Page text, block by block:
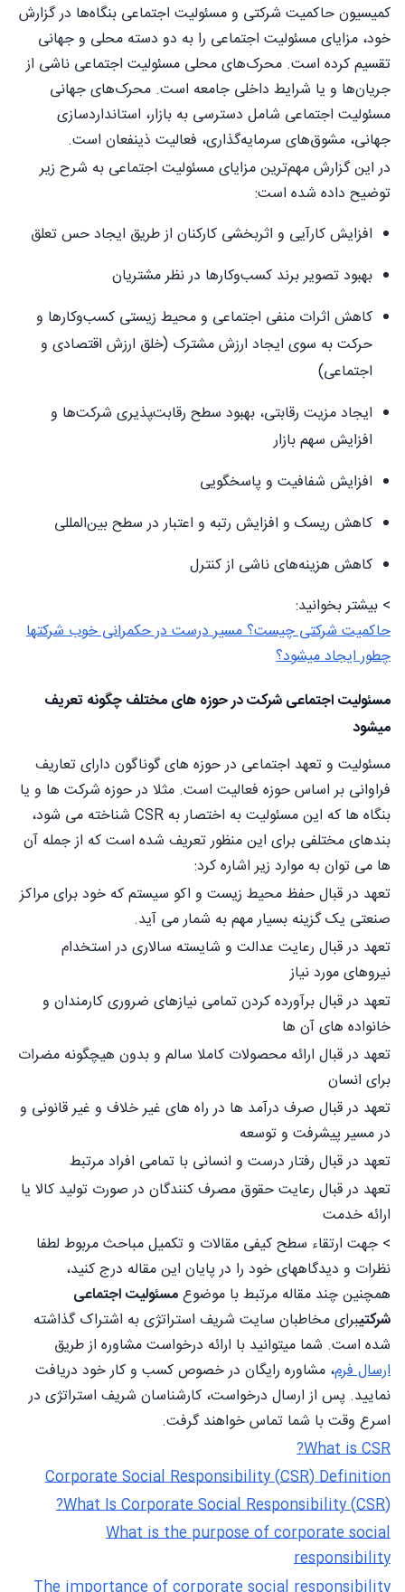
کمیسیون حاکمیت شرکتی و مسئولیت اجتماعی بنگاه‌ها در گزارش
خود، مزایای مسئولیت اجتماعی را به دو دسته محلی و جهانی
تقسیم کرده است. محرک‌های محلی مسئولیت اجتماعی ناشی از
جریان‌ها و یا شرایط داخلی جامعه است. محرک‌های جهانی
مسئولیت اجتماعی شامل دسترسی به بازار، استانداردسازی
جهانی، مشوق‌های سرمایه‌گذاری، فعالیت ذینفعان است.
در این گزارش مهم‌ترین مزایای مسئولیت اجتماعی به شرح زیر
توضیح داده شده است:
افزایش کارآیی و اثربخشی کارکنان از طریق ایجاد حس تعلق
بهبود تصویر برند کسب‌وکارها در نظر مشتریان
کاهش اثرات منفی اجتماعی و محیط زیستی کسب‌وکارها و
حرکت به سوی ایجاد ارزش مشترک (خلق ارزش اقتصادی و
اجتماعی)
ایجاد مزیت رقابتی، بهبود سطح رقابت‌‍پذیری شرکت‌ها و
افزایش سهم بازار
افزایش شفافیت و پاسخگویی
کاهش ریسک و افزایش رتبه و اعتبار در سطح بین‌المللی
کاهش هزینه‌های ناشی از کنترل
> بیشتر بخوانید:
حاکمیت شرکتی چیست؟ مسیر درست در حکمرانی خوب شرکتها
چطور ایجاد میشود؟
مسئولیت اجتماعی شرکت در حوزه های مختلف چگونه تعریف
میشود
مسئولیت و تعهد اجتماعی در حوزه های گوناگون دارای تعاریف
فراوانی بر اساس حوزه فعالیت است. مثلا در حوزه شرکت ها و یا
بنگاه ها که این مسئولیت به اختصار به CSR شناخته می شود،
بندهای مختلفی برای این منظور تعریف شده است که از جمله آن
ها می توان به موارد زیر اشاره کرد:
تعهد در قبال حفظ محیط زیست و اکو سیستم که خود برای مراکز
صنعتی یک گزینه بسیار مهم به شمار می آید.
تعهد در قبال رعایت عدالت و شایسته سالاری در استخدام
نیروهای مورد نیاز
تعهد در قبال برآورده کردن تمامی نیازهای ضروری کارمندان و
خانواده های آن ها
تعهد در قبال ارائه محصولات کاملا سالم و بدون هیچگونه مضرات
برای انسان
تعهد در قبال صرف درآمد ها در راه های غیر خلاف و غیر قانونی و
در مسیر پیشرفت و توسعه
تعهد در قبال رفتار درست و انسانی با تمامی افراد مرتبط
تعهد در قبال رعایت حقوق مصرف کنندگان در صورت تولید کالا یا
ارائه خدمت
> جهت ارتقاء سطح کیفی مقالات و تکمیل مباحث مربوط لطفا
نظرات و دیدگاههای خود را در پایان این مقاله درج کنید،
همچنین چند مقاله مرتبط با موضوعمسئولیت اجتماعی
شرکتیبرای مخاطبان سایت شریف استراتژی به اشتراک گذاشته
شده است. شما میتوانید با ارائه درخواست مشاوره از طریق
ارسال فرم، مشاوره رایگان در خصوص کسب و کار خود دریافت
نمایید. پس از ارسال درخواست، کارشناسان شریف استراتژی در
اسرع وقت با شما تماس خواهند گرفت.
What is CSR?
Corporate Social Responsibility (CSR) Definition
What Is Corporate Social Responsibility (CSR)?
What is the purpose of corporate social
responsibility